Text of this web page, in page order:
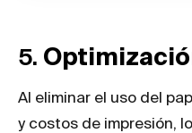
5.
Al eliminar el uso del
y costos de impresión,